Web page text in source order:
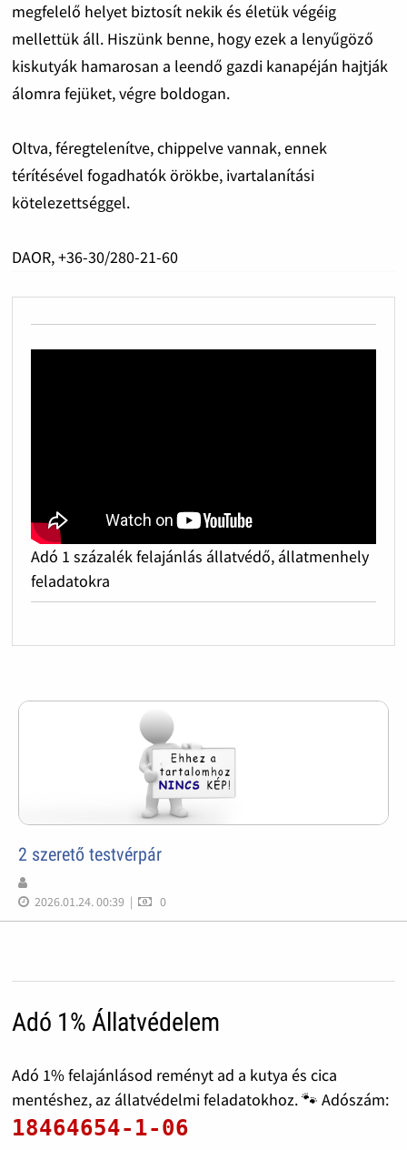
megfelelő helyet biztosít nekik és életük végéig
mellettük áll. Hiszünk benne, hogy ezek a lenyűgöző
kiskutyák hamarosan a leendő gazdi kanapéján hajtják
álomra fejüket, végre boldogan.
Oltva, féregtelenítve, chippelve vannak, ennek
térítésével fogadhatók örökbe, ivartalanítási
kötelezettséggel.
DAOR, +36-30/280-21-60
Adó 1 százalék felajánlás állatvédő, állatmenhely
feladatokra
2 szerető testvérpár
2026.01.24. 00:39 | 0
Adó 1% Állatvédelem
Adó 1% felajánlásod reményt ad a kutya és cica
mentéshez, az állatvédelmi feladatokhoz. 🐾 Adószám:
18464654-1-06